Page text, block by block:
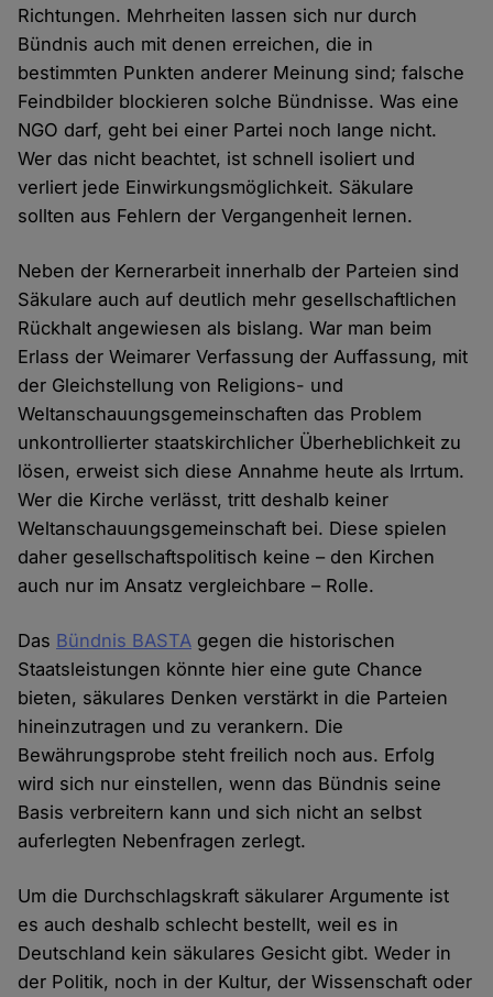
Richtungen. Mehrheiten lassen sich nur durch
Bündnis auch mit denen erreichen, die in
bestimmten Punkten anderer Meinung sind; falsche
Feindbilder blockieren solche Bündnisse. Was eine
NGO darf, geht bei einer Partei noch lange nicht.
Wer das nicht beachtet, ist schnell isoliert und
verliert jede Einwirkungsmöglichkeit. Säkulare
sollten aus Fehlern der Vergangenheit lernen.
Neben der Kernerarbeit innerhalb der Parteien sind
Säkulare auch auf deutlich mehr gesellschaftlichen
Rückhalt angewiesen als bislang. War man beim
Erlass der Weimarer Verfassung der Auffassung, mit
der Gleichstellung von Religions- und
Weltanschauungsgemeinschaften das Problem
unkontrollierter staatskirchlicher Überheblichkeit zu
lösen, erweist sich diese Annahme heute als Irrtum.
Wer die Kirche verlässt, tritt deshalb keiner
Weltanschauungsgemeinschaft bei. Diese spielen
daher gesellschaftspolitisch keine – den Kirchen
auch nur im Ansatz vergleichbare – Rolle.
Das Bündnis BASTA gegen die historischen
Staatsleistungen könnte hier eine gute Chance
bieten, säkulares Denken verstärkt in die Parteien
hineinzutragen und zu verankern. Die
Bewährungsprobe steht freilich noch aus. Erfolg
wird sich nur einstellen, wenn das Bündnis seine
Basis verbreitern kann und sich nicht an selbst
auferlegten Nebenfragen zerlegt.
Um die Durchschlagskraft säkularer Argumente ist
es auch deshalb schlecht bestellt, weil es in
Deutschland kein säkulares Gesicht gibt. Weder in
der Politik, noch in der Kultur, der Wissenschaft oder